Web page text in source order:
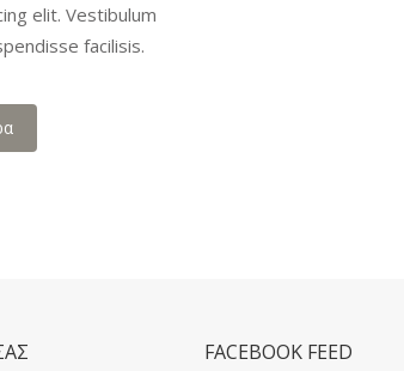
elit. Vestibulum
facilisis.
FACEBOOK FEED